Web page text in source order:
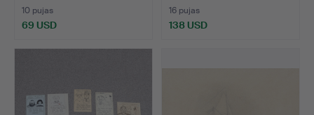
10 pujas
69 USD
16 pujas
138 USD